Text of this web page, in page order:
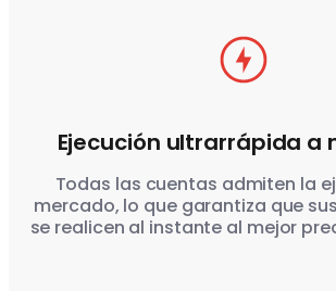
Ejecución ultrarrápida a
Todas las cuentas admiten la
mercado, lo que garantiza que
se realicen al instante al mejor